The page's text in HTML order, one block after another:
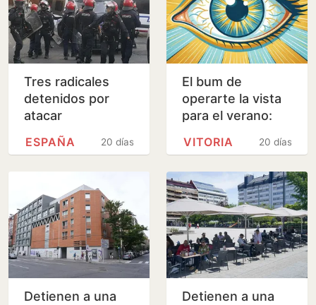
Tres radicales
detenidos por
atacar
encapuchados a
vitorianos que
Mundial de
España
20 días
ESPAÑA
El bum de
operarte la vista
para el verano:
momento?
20 días
VITORIA
Detienen a una
Detienen a una